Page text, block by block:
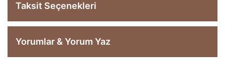
Taksit Seçenekleri
Yorumlar & Yorum Yaz